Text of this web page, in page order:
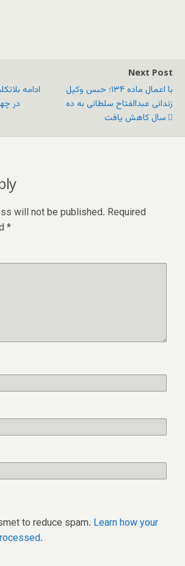
ادامه
در
Next Post
با اعمال ماده ۱۳۴؛ حبس وکیل
زندانی عبدالفتاح سلطانى به ده
سال کاهش یافت
will not be published. Required
*
to reduce spam. Learn how your